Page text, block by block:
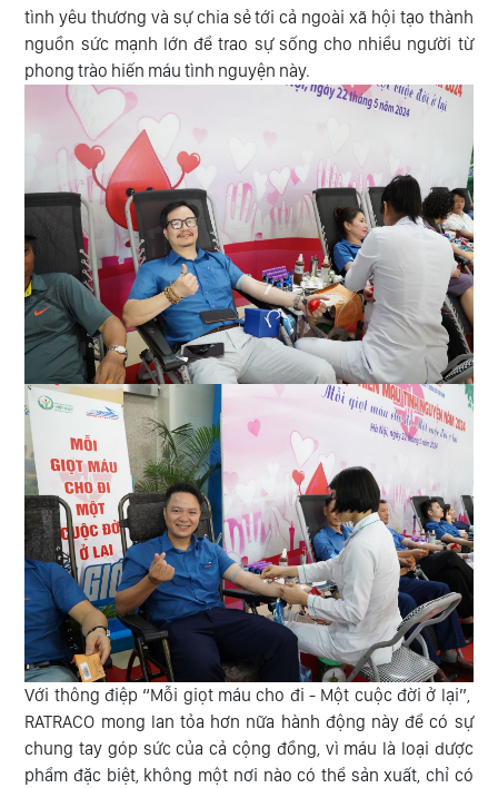
tình yêu thương và sự chia sẻ tới cả ngoài xã hội tạo thành
nguồn sức mạnh lớn để trao sự sống cho nhiều người từ
phong trào hiến máu tình nguyện này.
Với thông điệp “Mỗi giọt máu cho đi - Một cuộc đời ở lại”,
RATRACO mong lan tỏa hơn nữa hành động này để có sự
chung tay góp sức của cả cộng đồng, vì máu là loại dược
phẩm đặc biệt, không một nơi nào có thể sản xuất, chỉ có